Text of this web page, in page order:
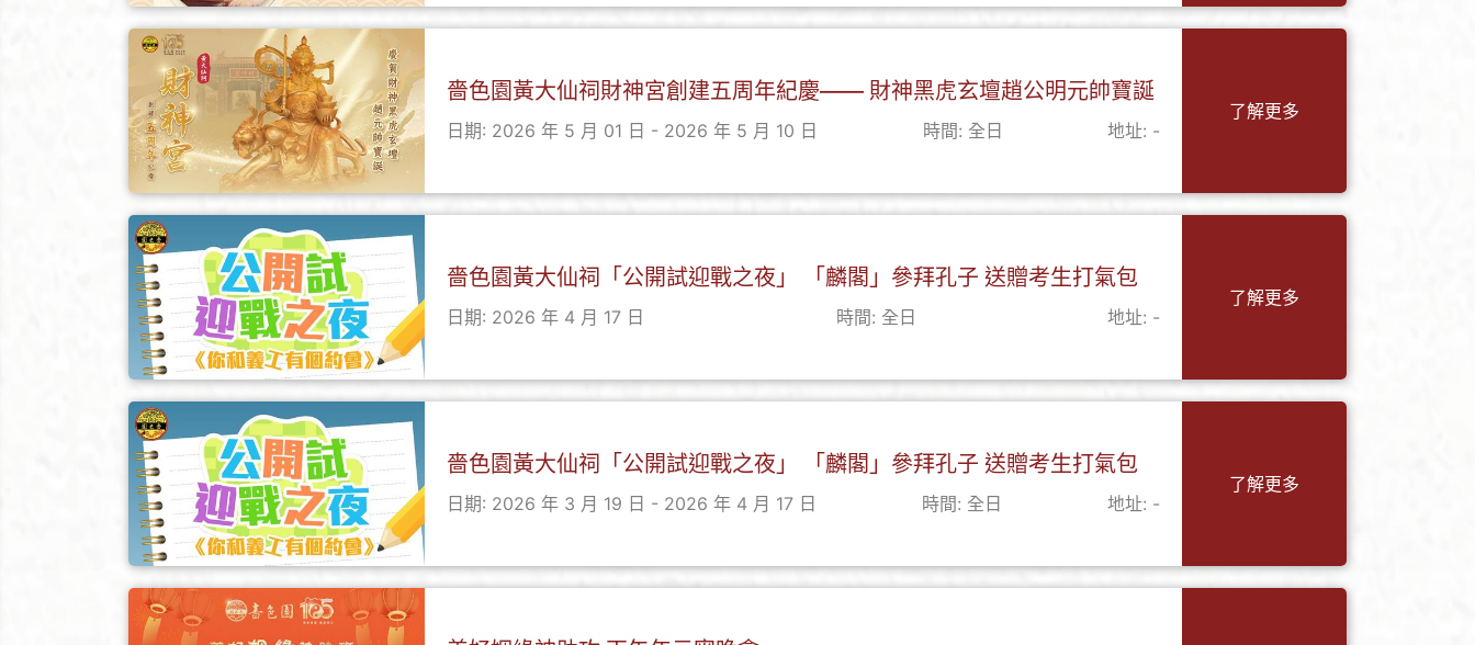
嗇色園黃大仙祠財神宮創建五周年紀慶—— 財神黑虎玄壇趙公明元帥寶誕
日期: 2026 年 5 月 01 日 - 2026 年 5 月 10 日 時間: 全日 地址: -
了解更多
嗇色園黃大仙祠「公開試迎戰之夜」 「麟閣」參拜孔子 送贈考生打氣包
日期: 2026 年 4 月 17 日 時間: 全日 地址: -
了解更多
嗇色園黃大仙祠「公開試迎戰之夜」 「麟閣」參拜孔子 送贈考生打氣包
日期: 2026 年 3 月 19 日 - 2026 年 4 月 17 日 時間: 全日 地址: -
了解更多